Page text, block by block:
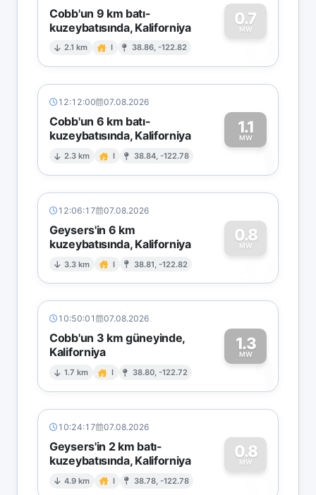
Cobb'un 9 km batı-
kuzeybatısında, Kaliforniya
2.1 km I 38.86, -122.82
0.7
MW
0
12:12:00 07.08.2026
Cobb'un 6 km batı-
kuzeybatısında, Kaliforniya
2.3 km I 38.84, -122.78
1.1
MW1
12:06:17 07.08.2026
Geysers'in 6 km
kuzeybatısında, Kaliforniya
3.3 km I 38.81, -122.82
0.8
MW
0
10:50:01 07.08.2026
Cobb'un 3 km güneyinde,
Kaliforniya
1.7 km I 38.80, -122.72
1.3
MW1
10:24:17 07.08.2026
Geysers'in 2 km batı-
kuzeybatısında, Kaliforniya
4.9 km I 38.78, -122.78
0.8
MW